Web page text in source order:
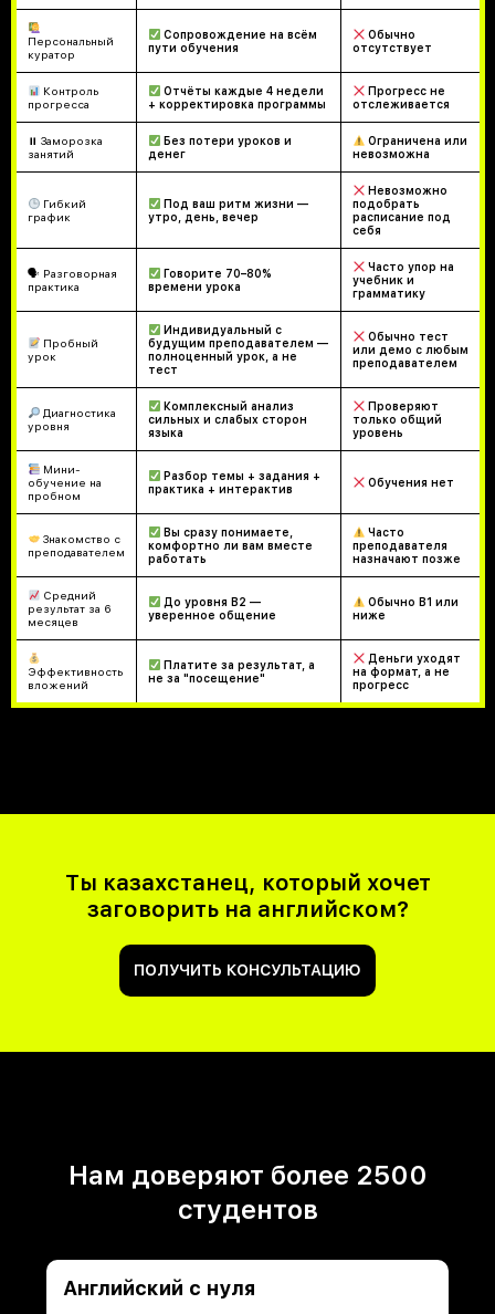
Персональный
куратор
Сопровождение на всём
пути обучения
Обычно
отсутствует
Контроль
прогресса
Отчёты каждые 4 недели
+ корректировка программы
Прогресс не
отслеживается
⏸ Заморозка
занятий
Без потери уроков и
денег
Ограничена или
невозможна
Гибкий
график
Под ваш ритм жизни —
утро, день, вечер
Невозможно
подобрать
расписание под
себя
🗣 Разговорная
практика
Говорите 70–80%
времени урока
Часто упор на
учебник и
грамматику
Пробный
урок
Индивидуальный с
будущим преподавателем —
полноценный урок, а не
тест
Обычно тест
или демо с любым
преподавателем
Диагностика
уровня
Комплексный анализ
сильных и слабых сторон
языка
Проверяют
только общий
уровень
Мини-
обучение на
пробном
Разбор темы + задания +
практика + интерактив
Обучения нет
Знакомство с
преподавателем
Вы сразу понимаете,
комфортно ли вам вместе
работать
Часто
преподавателя
назначают позже
Средний
результат за 6
месяцев
До уровня B2 —
уверенное общение
Обычно B1 или
ниже
Эффективность
вложений
Платите за результат, а
не за "посещение"
Деньги уходят
на формат, а не
прогресс
Ты казахстанец, который хочет
заговорить на английском?
ПОЛУЧИТЬ КОНСУЛЬТАЦИЮ
Нам доверяют более 2500
студентов
Английский с нуля